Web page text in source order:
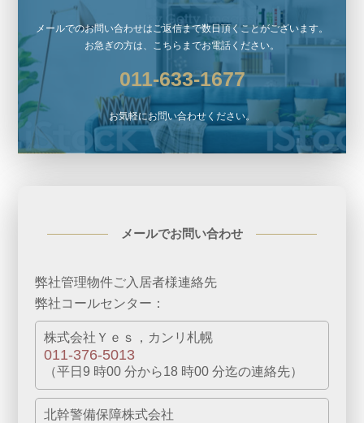
メールでのお問い合わせはご返信まで数日頂くことがございます。
お急ぎの方は、こちらまでお電話ください。
011-633-1677
お気軽にお問い合わせください。
メールでお問い合わせ
弊社管理物件ご入居者様連絡先
弊社コールセンター：
株式会社Ｙｅｓ，カンリ札幌
011-376-5013
（平⽇9 時00 分から18 時00 分迄の連絡先）
北幹警備保障株式会社